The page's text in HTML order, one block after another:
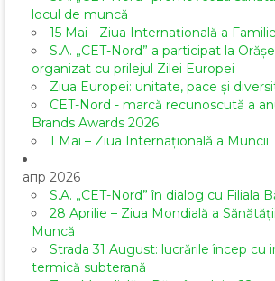
locul de muncă
15 Mai - Ziua Internațională a
S.A. „CET-Nord” a participat la
organizat cu prilejul Zilei Europei
Ziua Europei: unitate, pace și
CET-Nord - marcă recunoscută a
Brands Awards 2026
1 Mai – Ziua Internațională a Muncii
апр 2026
S.A. „CET-Nord” în dialog cu Filiala
28 Aprilie – Ziua Mondială a
Muncă
Strada 31 August: lucrările încep cu
termică subterană